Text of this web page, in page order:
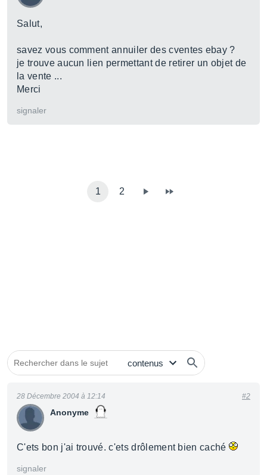
Salut,
savez vous comment annuiler des cventes ebay ?
je trouve aucun lien permettant de retirer un objet de
la vente ...
Merci
signaler
1 2
Anonyme
28 Décembre 2004 à 12:14 #2
C'ets bon j'ai trouvé. c'ets drôlement bien caché
signaler